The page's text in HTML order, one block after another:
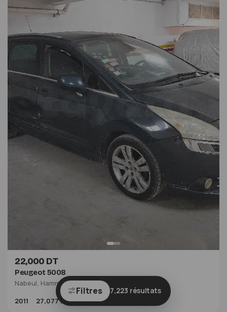
22,000 DT
Peugeot 5008
Nabeul, Hammamet·Il y a 2 heures
2011
27,077 KM Diesel
Filtres 7,223 résultats